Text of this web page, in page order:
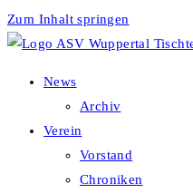
Zum Inhalt springen
News
Archiv
Verein
Vorstand
Chroniken